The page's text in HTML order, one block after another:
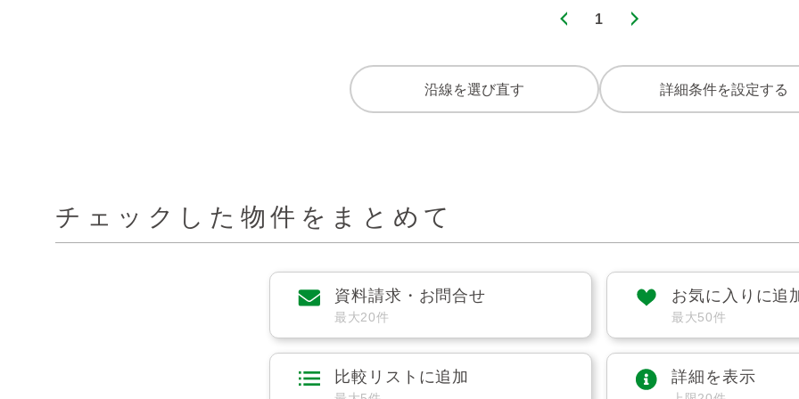
1
沿線を選び直す 詳細条件を設定する
チェックした物件をまとめて
資料請求・お問合せ
最大20件
お気に入りに追
最大50件
比較リストに追加 詳細を表示